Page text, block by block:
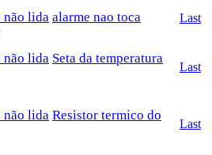
alarme nao toca
Last
Seta da temperatura
Last
Resistor termico do
Last